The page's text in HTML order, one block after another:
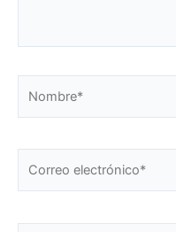
electrónico*